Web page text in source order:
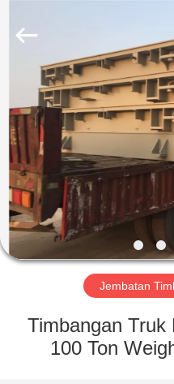
RUMAH
PRODUK
TENTANG
KAMI
TUR
KONTROL
CO.,LTD.
Reserved.
Jembatan
Timbangan Truk
100 Ton